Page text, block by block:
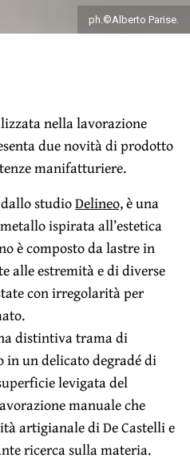
ph.©Alberto Parise.
nella lavorazione
due novità di prodotto
manifatturiere.
studioDelineo,è una
ispirata all’estetica
è composto da lastre in
alle estremità e di diverse
con irregolarità per
distintiva trama di
in un delicato degradé di
levigata del
manuale che
artigianale di De Castelli e
ricerca sulla materia.